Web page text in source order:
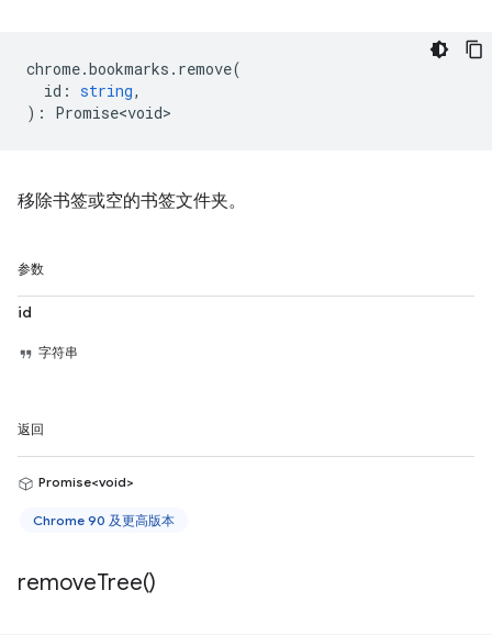
chrome.bookmarks . remove(
id : string,
) : Promise<void>
移除书签或空的书签文件夹。
参数
id
字符串
返回
Promise<void>
Chrome 90 及更高版本
removeTree()